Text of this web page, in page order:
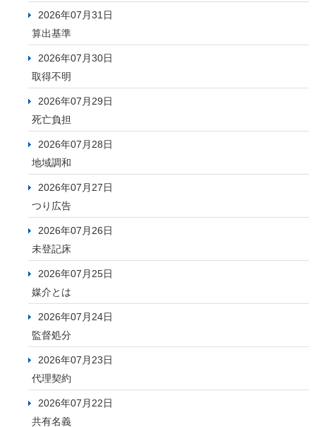
2026年07月31日
算出基準
2026年07月30日
取得不明
2026年07月29日
死亡負担
2026年07月28日
地域調和
2026年07月27日
つり広告
2026年07月26日
未登記床
2026年07月25日
媒介とは
2026年07月24日
監督処分
2026年07月23日
代理契約
2026年07月22日
共有名義